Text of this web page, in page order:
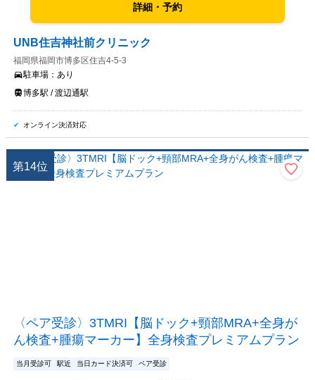
詳細・予約
UNB住吉神社前クリニック
福岡県福岡市博多区住吉4-5-3
駐車場： あり
博多駅 / 渡辺通駅
オンライン決済対応
第14位
〈ペア受診〉3TMRI【脳ドック+頸部MRA+全身が
ん検査+腫瘍マーカー】全身検査プレミアムプラン
当月受診可 駅近 当日カード決済可 ペア受診